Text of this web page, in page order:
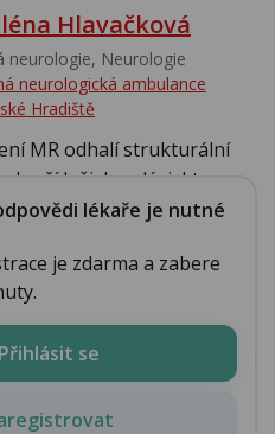
Hlavačková
neurologie, Neurologie
neurologická ambulance
Hradiště
MR odhalí strukturální
ložiskou lézi, kte...
lékaře je nutné
je zdarma a zabere
Přihlásit se